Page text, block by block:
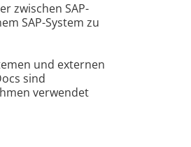
zwischen SAP-
SAP-System zu
und externen
sind
verwendet